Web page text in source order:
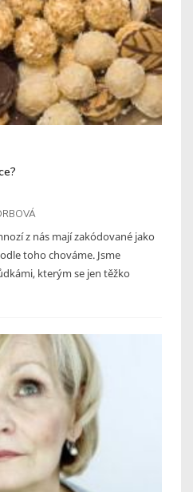
z nás mají zakódované jako
toho chováme. Jsme
kterým se jen těžko